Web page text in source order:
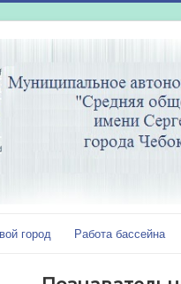
город Работа бассейна